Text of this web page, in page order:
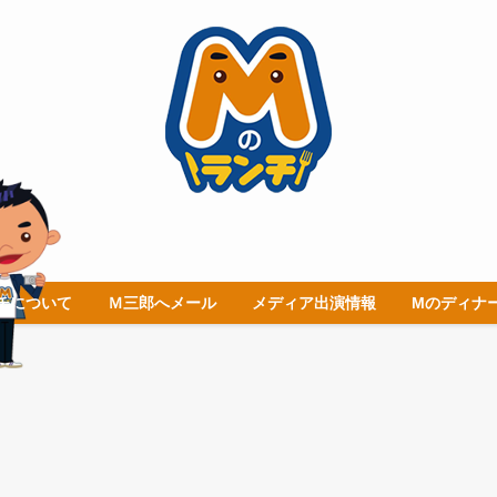
について Ｍ三郎へメール メディア出演情報 Mのディナ